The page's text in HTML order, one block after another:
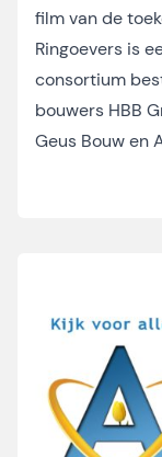
film van de
Ringoevers is
consortium
bouwers HBB
Geus Bouw en